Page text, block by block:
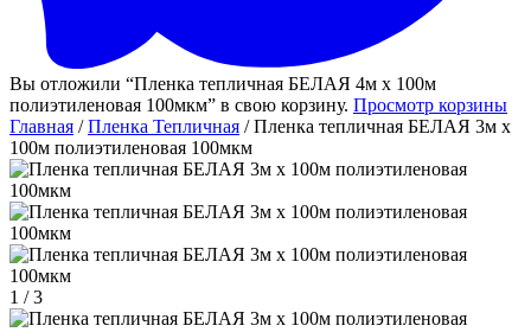
Вы отложили “Пленка тепличная БЕЛАЯ 4м х 100м
полиэтиленовая 100мкм” в свою корзину. Просмотр корзины
Главная /Пленка Тепличная / Пленка тепличная БЕЛАЯ 3м х
100м полиэтиленовая 100мкм
1 /3